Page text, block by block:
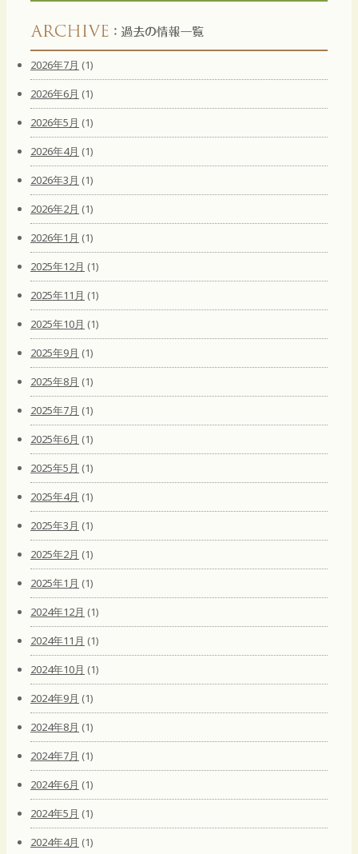
2026年7月 (1)
2026年6月 (1)
2026年5月 (1)
2026年4月 (1)
2026年3月 (1)
2026年2月 (1)
2026年1月 (1)
2025年12月 (1)
2025年11月 (1)
2025年10月 (1)
2025年9月 (1)
2025年8月 (1)
2025年7月 (1)
2025年6月 (1)
2025年5月 (1)
2025年4月 (1)
2025年3月 (1)
2025年2月 (1)
2025年1月 (1)
2024年12月 (1)
2024年11月 (1)
2024年10月 (1)
2024年9月 (1)
2024年8月 (1)
2024年7月 (1)
2024年6月 (1)
2024年5月 (1)
2024年4月 (1)